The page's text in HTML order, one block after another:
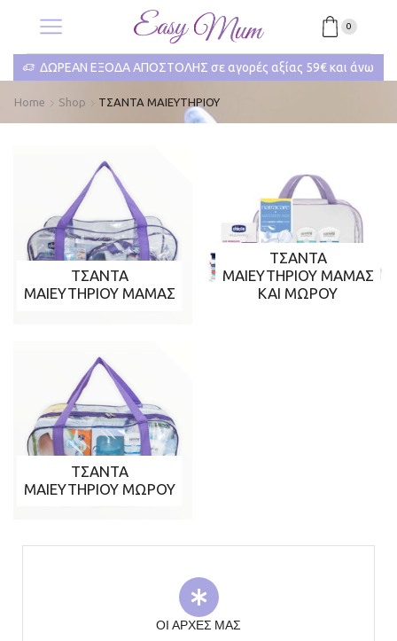
0
ΔΩΡΕΑΝ ΕΞΟΔΑ ΑΠΟΣΤΟΛΗΣ σε αγορές αξίας 59€ και άνω
Home Shop ΤΣΑΝΤΑ ΜΑΙΕΥΤΗΡΙΟΥ
ΤΣΑΝΤΑ
ΜΑΙΕΥΤΗΡΙΟΥ ΜΑΜΑΣ
ΤΣΑΝΤΑ
ΜΑΙΕΥΤΗΡΙΟΥ ΜΑΜΑΣ
ΚΑΙ ΜΩΡΟΥ
ΤΣΑΝΤΑ
ΜΑΙΕΥΤΗΡΙΟΥ ΜΩΡΟΥ
ΟΙ ΑΡΧΕΣ ΜΑΣ